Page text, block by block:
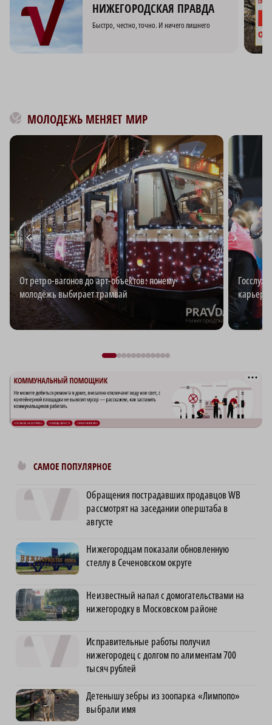
НИЖЕГОРОДСКАЯ ПРАВДА
Быстро, честно, точно. И ничего лишнего
МОЛОДЕЖЬ МЕНЯЕТ МИР
От ретро-вагонов до арт-объектов: почему
молодёжь выбирает трамвай
САМОЕ ПОПУЛЯРНОЕ
Обращения пострадавших продавцов WB
рассмотрят на заседании оперштаба в
августе
Нижегородцам показали обновленную
стеллу в Сеченовском округе
Неизвестный напал с домогательствами на
нижегородку в Московском районе
Исправительные работы получил
нижегородец с долгом по алиментам 700
тысяч рублей
Детенышу зебры из зоопарка «Лимпопо»
выбрали имя